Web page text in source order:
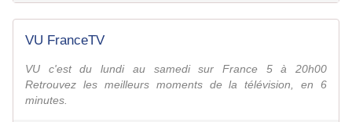
VU FranceTV
VU c'est du lundi au samedi sur France 5 à 20h00
Retrouvez les meilleurs moments de la télévision, en 6
minutes.